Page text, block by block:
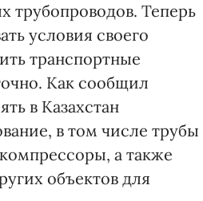
трубопроводов. Теперь
условия своего
транспортные
Как сообщил
в Казахстан
в том числе трубы
а также
объектов для